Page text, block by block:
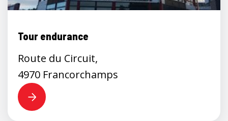
Tour endurance
Route du Circuit,
4970 Francorchamps